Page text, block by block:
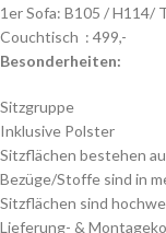
1er Sofa: B105 / H114/
Couchtisch : 499,-
Besonderheiten:
Sitzgruppe
Inklusive Polster
Sitzflächen bestehen
Bezüge/Stoffe sind in
Sitzflächen sind
Lieferung- &